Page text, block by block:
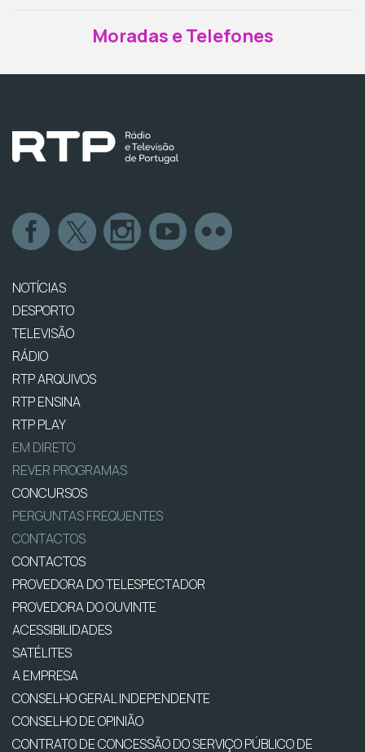
Moradas e Telefones
NOTÍCIAS
DESPORTO
TELEVISÃO
RÁDIO
RTP ARQUIVOS
RTP ENSINA
RTP PLAY
EM DIRETO
REVER PROGRAMAS
CONCURSOS
PERGUNTAS FREQUENTES
CONTACTOS
CONTACTOS
PROVEDORA DO TELESPECTADOR
PROVEDORA DO OUVINTE
ACESSIBILIDADES
SATÉLITES
A EMPRESA
CONSELHO GERAL INDEPENDENTE
CONSELHO DE OPINIÃO
CONTRATO DE CONCESSÃO DO SERVIÇO PÚBLICO DE